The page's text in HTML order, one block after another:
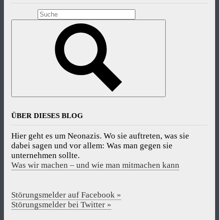
ÜBER DIESES BLOG
Hier geht es um Neonazis. Wo sie auftreten, was sie
dabei sagen und vor allem: Was man gegen sie
unternehmen sollte.
Was wir machen – und wie man mitmachen kann
Störungsmelder auf Facebook »
Störungsmelder bei Twitter »